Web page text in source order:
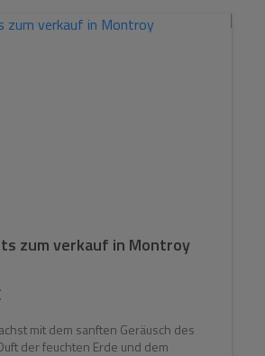
des Zentrums ermöglicht es in der
mit Grundstück und
bietet ein anderes Gleichgewicht
und dem Käuferprofil.
sicher zu kaufen
zum verkauf in Montroy
mit dem sanften Geräusch des
der feuchten Erde und dem